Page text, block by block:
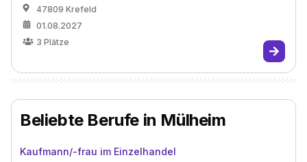
47809 Krefeld
01.08.2027
3 Plätze
Beliebte Berufe in Mülheim
Kaufmann/-frau im Einzelhandel